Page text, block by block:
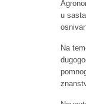
u
Na